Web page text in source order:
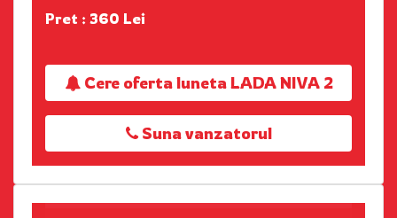
Pret : 360 Lei
Cere oferta luneta LADA NIVA 2
Suna vanzatorul